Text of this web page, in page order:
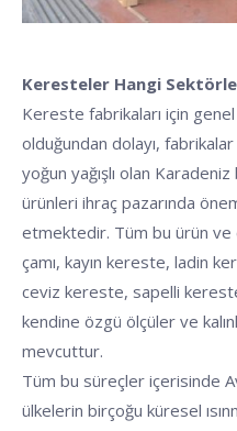
Keresteler Hangi
Kereste fabrikaları için
olduğundan dolayı,
yoğun yağışlı olan
ürünleri ihraç pazarında
etmektedir. Tüm bu ürün ve
çamı, kayın kereste, ladin
ceviz kereste, sapelli
kendine özgü ölçüler ve
mevcuttur.
Tüm bu süreçler içerisinde
ülkelerin birçoğu küresel